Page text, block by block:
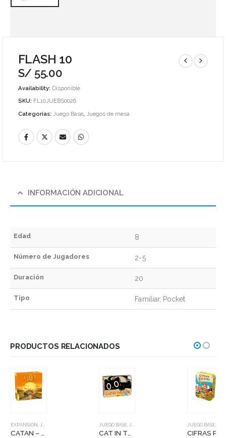
FLASH 10
S/ 55.00
Availability: Disponible
SKU: FL10JUEBS0026
Categorías: Juego Base, Juegos de mesa
INFORMACIÓN ADICIONAL
Edad 8
Número de Jugadores 2-5
Duración 20
Tipo Familiar, Pocket
PRODUCTOS RELACIONADOS
EXPANSIÓN JUEGOS DE MESA JUEGO BASE, JUEGOS DE MESA JUEGO BASE,